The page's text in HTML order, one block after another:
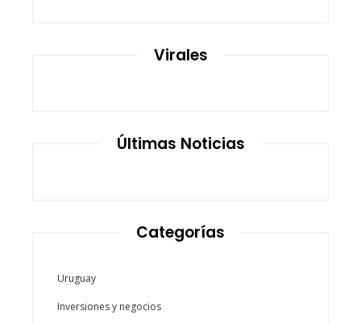
Virales
Últimas Noticias
Categorías
Uruguay
Inversiones y negocios